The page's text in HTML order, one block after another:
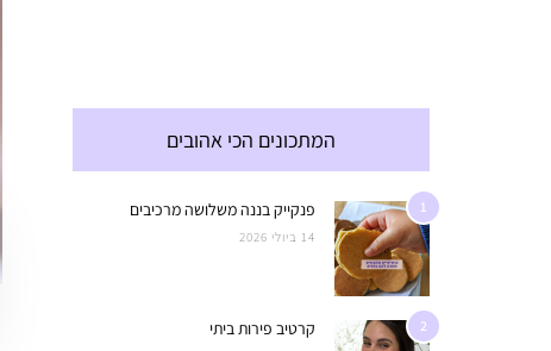
המתכונים הכי אהובים
1 פנקייק בננה משלושה מרכיבים
14 ביולי 2026
2 קרטיב פירות ביתי